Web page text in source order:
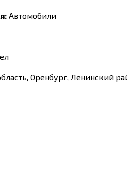
Автомобили
Оренбург, Ленинский